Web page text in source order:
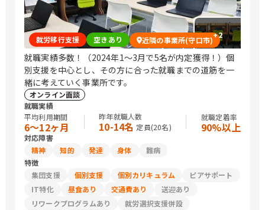
+2
就労移行支援 空きあり 近隣の事業所(守口市)
就職実績多数！（2024年1～3月で5名が内定獲得！）個
別支援を中心とし、その方に合った就職までの道筋を一
緒に考えていく事業所です。
オンライン面談
就職実績
平均利用期間
6〜12ヶ月
昨年就職人数
10-14名 定員(20名)
就職定着率
90%以上
対応障害
精神
知的 発達 身体
難病
特徴
集団支援
個別支援 個別カリキュラム
ピアサポート
IT特化
昼食あり 交通費あり
送迎あり
リワークプログラムあり
就労選択支援併設